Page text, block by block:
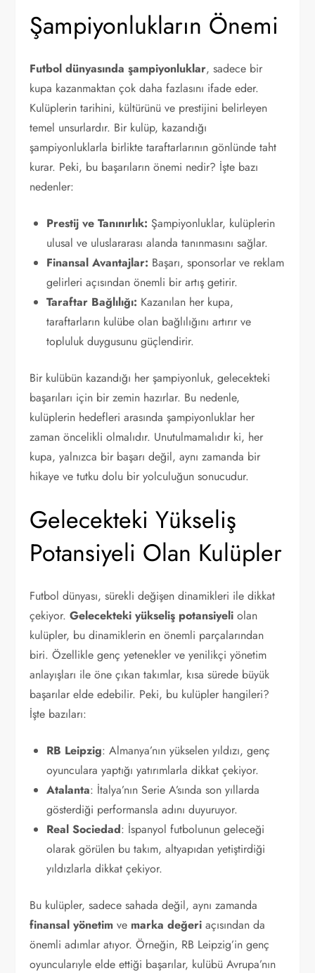
Şampiyonlukların Önemi
Futbol dünyasında şampiyonluklar, sadece bir
kupa kazanmaktan çok daha fazlasını ifade eder.
Kulüplerin tarihini, kültürünü ve prestijini belirleyen
temel unsurlardır. Bir kulüp, kazandığı
şampiyonluklarla birlikte taraftarlarının gönlünde taht
kurar. Peki, bu başarıların önemi nedir? İşte bazı
nedenler:
Prestij ve Tanınırlık: Şampiyonluklar, kulüplerin
ulusal ve uluslararası alanda tanınmasını sağlar.
Finansal Avantajlar: Başarı, sponsorlar ve reklam
gelirleri açısından önemli bir artış getirir.
Taraftar Bağlılığı: Kazanılan her kupa,
taraftarların kulübe olan bağlılığını artırır ve
topluluk duygusunu güçlendirir.
Bir kulübün kazandığı her şampiyonluk, gelecekteki
başarıları için bir zemin hazırlar. Bu nedenle,
kulüplerin hedefleri arasında şampiyonluklar her
zaman öncelikli olmalıdır. Unutulmamalıdır ki, her
kupa, yalnızca bir başarı değil, aynı zamanda bir
hikaye ve tutku dolu bir yolculuğun sonucudur.
Gelecekteki Yükseliş
Potansiyeli Olan Kulüpler
Futbol dünyası, sürekli değişen dinamikleri ile dikkat
çekiyor.Gelecekteki yükseliş potansiyeli olan
kulüpler, bu dinamiklerin en önemli parçalarından
biri. Özellikle genç yetenekler ve yenilikçi yönetim
anlayışları ile öne çıkan takımlar, kısa sürede büyük
başarılar elde edebilir. Peki, bu kulüpler hangileri?
İşte bazıları:
RB Leipzig: Almanya’nın yükselen yıldızı, genç
oyunculara yaptığı yatırımlarla dikkat çekiyor.
Atalanta: İtalya’nın Serie A’sında son yıllarda
gösterdiği performansla adını duyuruyor.
Real Sociedad: İspanyol futbolunun geleceği
olarak görülen bu takım, altyapıdan yetiştirdiği
yıldızlarla dikkat çekiyor.
Bu kulüpler, sadece sahada değil, aynı zamanda
finansal yönetim ve marka değeri açısından da
önemli adımlar atıyor. Örneğin, RB Leipzig’in genç
oyuncularıyle elde ettiği başarılar, kulübü Avrupa’nın